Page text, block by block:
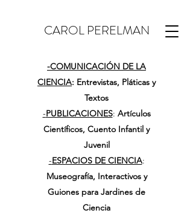
CAROL PERELMAN
-COMUNICACIÓN DE LA
CIENCIA: Entrevistas, Pláticas y
Textos
-PUBLICACIONES: Artículos
Científicos, Cuento Infantil y
Juvenil
-ESPACIOS DE CIENCIA:
Museografía, Interactivos y
Guiones para Jardines de
Ciencia